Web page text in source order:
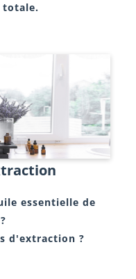
essentielle de
d'extraction ?